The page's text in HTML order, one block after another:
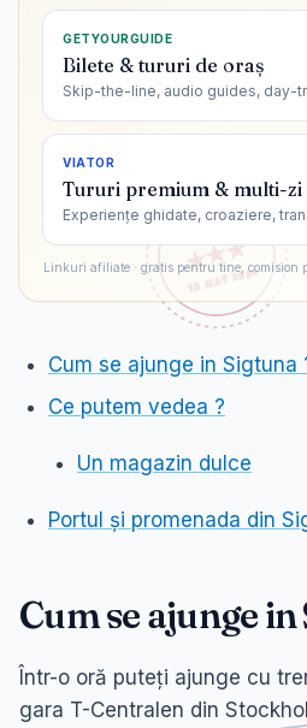
GETYOURGUIDE
Bilete & tururi de oraș
Skip-the-line, audio guides, day-
VIATOR
Tururi premium & multi-zi
Experiențe ghidate, croaziere,
Linkuri afiliate · gratis pentru tine, comision
Cum se ajunge in Sigtuna
Ce putem vedea ?
Un magazin dulce
Portul și promenada din
Cum se ajunge in
Într-o oră puteți ajunge cu
gara T-Centralen din